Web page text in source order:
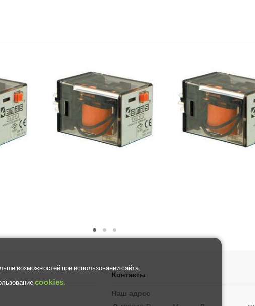
Контакты
Наш адрес
возможностей при использовании сайта.
cookies.